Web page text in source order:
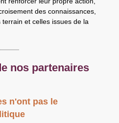
des connaissances,
et celles issues de la
nos partenaires
n'ont pas le